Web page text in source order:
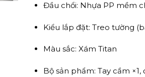
Đầu chổi: Nhựa PP mềm
Kiểu lắp đặt: Treo tường
Màu sắc: Xám Titan
Bộ sản phẩm: Tay cầm ×1,